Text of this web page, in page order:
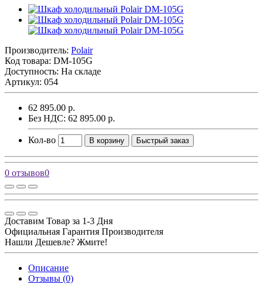
Производитель: Polair
Код товара: DM-105G
Доступность: На складе
Артикул: 054
62 895.00 р.
Без НДС: 62 895.00 р.
Кол-во В корзину Быстрый заказ
0 отзывов0
Доставим Товар за 1-3 Дня
Официальная Гарантия Производителя
Нашли Дешевле? Жмите!
Описание
Отзывы (0)